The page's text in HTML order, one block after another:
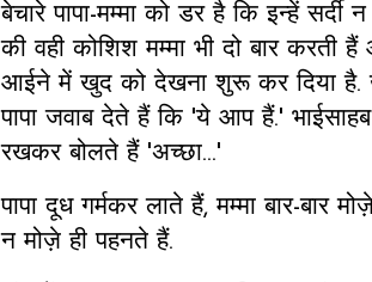
बेचारे पापा-मम्मा को डर है कि इन्हें
की वही कोशिश मम्मा भी दो बार करती
आईने में खुद को देखना शुरू कर दिया है.
पापा जवाब देते हैं कि 'ये आप हैं.'
रखकर बोलते हैं 'अच्छा...'
पापा दूध गर्मकर लाते हैं, मम्मा बार-बार
न मोज़े ही पहनते हैं.